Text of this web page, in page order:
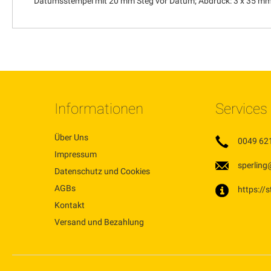
Informationen
Über Uns
Impressum
Datenschutz und Cookies
AGBs
Kontakt
Versand und Bezahlung
Services
0049
https://